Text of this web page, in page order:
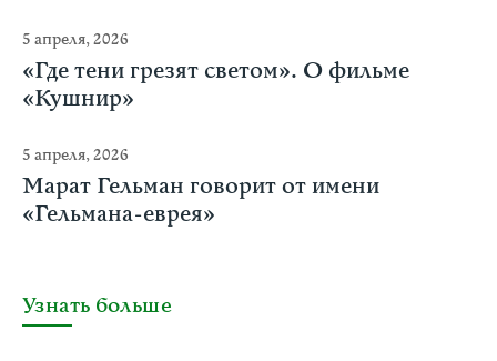
5 апреля, 2026
«Где тени грезят светом». О фильме
«Кушнир»
5 апреля, 2026
Марат Гельман говорит от имени
«Гельмана-еврея»
Узнать больше